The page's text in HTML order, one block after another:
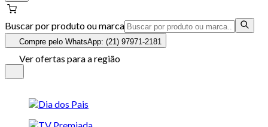
Buscar por produto ou marca
Compre pelo WhatsApp: (21) 97971-2181
Ver ofertas para a região